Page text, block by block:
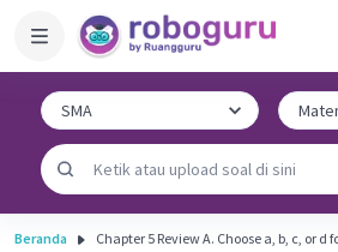
Beranda Chapter 5 Review A. Choose a, b, c,